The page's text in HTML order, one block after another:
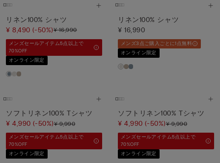
リネン100% シャツ
¥ 8,490(-50%)¥ 16,990
メンズセールアイテム5点以上で
70%OFF
オンライン限定
リネン100% シャツ
¥ 16,990
メンズ3点ご購入ごとに1点無料
オンライン限定
ソフトリネン100% Tシャツ
¥ 4,990(-50%)¥ 9,990
メンズセールアイテム5点以上で
70%OFF
オンライン限定
ソフトリネン100% Tシャツ
¥ 4,990(-50%)¥ 9,990
メンズセールアイテム5点以上で
70%OFF
オンライン限定